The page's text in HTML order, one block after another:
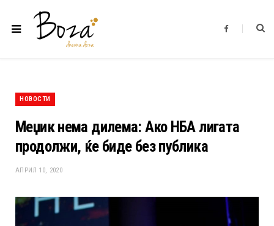
F
b
НОВОСТИ
Меџик нема дилема: Ако НБА лигата
продолжи, ќе биде без публика
АПРИЛ 10, 2020